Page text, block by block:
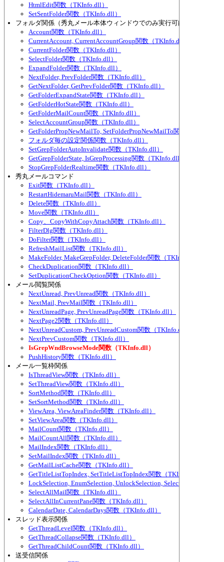
HtmlEdit関数（TKInfo.dll）
SetSentFolder関数（TKInfo.dll）
フォルダ関係（秀丸メール本体ウィンドウでのみ実行可能な物が多い）
Account関数（TKInfo.dll）
CurrentAccount, CurrentAccountGroup関数（TKInfo.dll）
CurrentFolder関数（TKInfo.dll）
SelectFolder関数（TKInfo.dll）
ExpandFolder関数（TKInfo.dll）
NextFolder, PrevFolder関数（TKInfo.dll）
GetNextFolder, GetPrevFolder関数（TKInfo.dll）
GetFolderExpandState関数（TKInfo.dll）
GetFolderHotState関数（TKInfo.dll）
GetFolderMailCount関数（TKInfo.dll）
SelectAccountGroup関数（TKInfo.dll）
GetFolderPropNewMailTo, SetFolderPropNewMailTo関数（TKInfo.dll
フォルダ毎の設定関係関数（TKInfo.dll）
SetGrepFolderAutoInvalidate関数（TKInfo.dll）
GetGrepFolderState, IsGrepProcessing関数（TKInfo.dll）
StopGrepFolderRealtime関数（TKInfo.dll）
秀丸メールコマンド
Exit関数（TKInfo.dll）
RestartHidemaruMail関数（TKInfo.dll）
Delete関数（TKInfo.dll）
Move関数（TKInfo.dll）
Copy、CopyWithCopyAttach関数（TKInfo.dll）
FilterDlg関数（TKInfo.dll）
DoFilter関数（TKInfo.dll）
RefreshMailList関数（TKInfo.dll）
MakeFolder, MakeGrepFolder, DeleteFolder関数（TKInfo.dll）
CheckDuplication関数（TKInfo.dll）
SetDuplicationCheckOption関数（TKInfo.dll）
メール閲覧関係
NextUnread, PrevUnread関数（TKInfo.dll）
NextMail, PrevMail関数（TKInfo.dll）
NextUnreadPage, PrevUnreadPage関数（TKInfo.dll）
NextPage2関数（TKInfo.dll）
NextUnreadCustom, PrevUnreadCustom関数（TKInfo.dll）
NextPrevCustom関数（TKInfo.dll）
IsGrepWndBrowseMode関数（TKInfo.dll）
PushHistory関数（TKInfo.dll）
メール一覧枠関係
IsThreadView関数（TKInfo.dll）
SetThreadView関数（TKInfo.dll）
SortMethod関数（TKInfo.dll）
SetSortMethod関数（TKInfo.dll）
ViewArea, ViewAreaFinder関数（TKInfo.dll）
SetViewArea関数（TKInfo.dll）
MailCount関数（TKInfo.dll）
MailCountAll関数（TKInfo.dll）
MailIndex関数（TKInfo.dll）
SetMailIndex関数（TKInfo.dll）
GetMailListCache関数（TKInfo.dll）
GetTitleListTopIndex, SetTitleListTopIndex関数（TKInfo.dll）
LockSelection, EnumSelection, UnlockSelection, SelectedMailCount
SelectAllMail関数（TKInfo.dll）
SelectAllInCurrentPane関数（TKInfo.dll）
CalendarDate, CalendarDays関数（TKInfo.dll）
スレッド表示関係
GetThreadLevel関数（TKInfo.dll）
GetThreadCollapse関数（TKInfo.dll）
GetThreadChildCount関数（TKInfo.dll）
送受信関係